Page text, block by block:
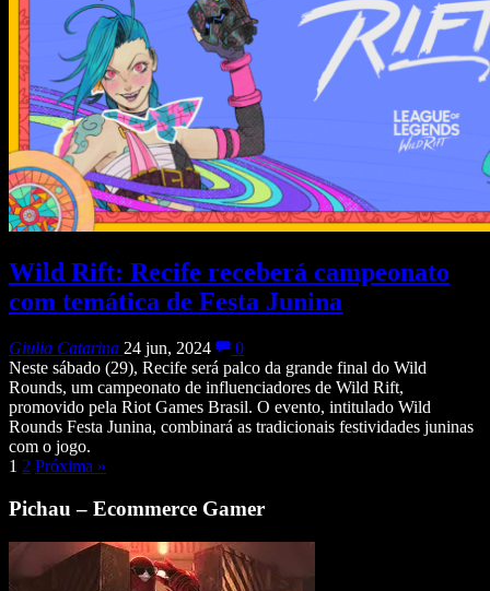
Wild Rift: Recife receberá campeonato
com temática de Festa Junina
Giulia Catarina 24 jun, 2024
0
Neste sábado (29), Recife será palco da grande final do Wild
Rounds, um campeonato de influenciadores de Wild Rift,
promovido pela Riot Games Brasil. O evento, intitulado Wild
Rounds Festa Junina, combinará as tradicionais festividades juninas
com o jogo.
1 2 Próxima »
Pichau – Ecommerce Gamer